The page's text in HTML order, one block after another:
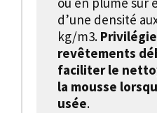
d’une densité
kg/m3.
revêtements
faciliter le
la mousse
usée.